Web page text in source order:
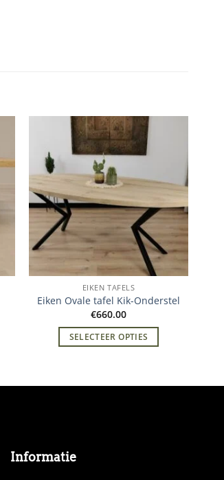
EIKEN TAFELS
Eiken Ovale tafel Kik-Onderstel
€660.00
SELECTEER OPTIES
Informatie